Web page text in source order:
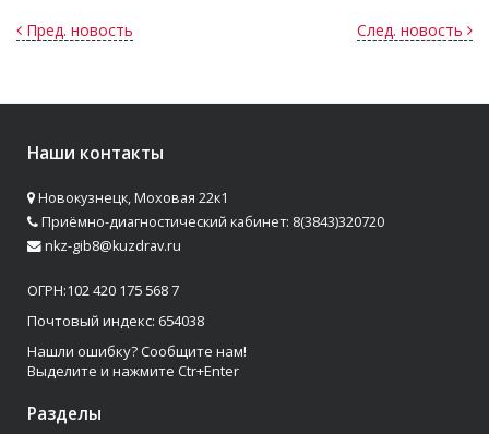
След. новость
Пред. новость
Наши контакты
Новокузнецк, Моховая 22к1
Приёмно-диагностический кабинет: 8(3843)320720
nkz-gib8@kuzdrav.ru
ОГРН:102 420 175 568 7
Почтовый индекс: 654038
Нашли ошибку? Сообщите нам!
Выделите и нажмите Ctr+Enter
Разделы